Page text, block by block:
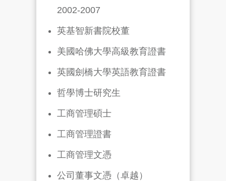
2002-2007
英基智新書院校董
美國哈佛大學高級教育證書
英國劍橋大學英語教育證書
哲學博士研究生
工商管理碩士
工商管理證書
工商管理文憑
公司董事文憑（卓越）